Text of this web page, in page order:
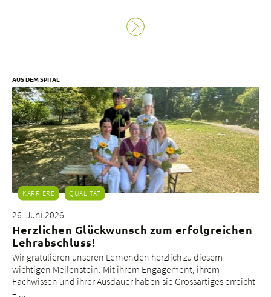
AUS DEM SPITAL
KARRIERE QUALITÄT
26. Juni 2026
Herzlichen Glückwunsch zum erfolgreichen
Lehrabschluss!
Wir gratulieren unseren Lernenden herzlich zu diesem
wichtigen Meilenstein. Mit ihrem Engagement, ihrem
Fachwissen und ihrer Ausdauer haben sie Grossartiges erreicht
– ...